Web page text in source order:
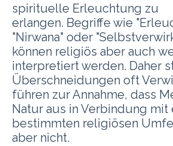
spirituelle Erleuchtung zu
erlangen. Begriffe wie
"Nirwana" oder
können religiös aber auch
interpretiert werden. Daher
Überschneidungen oft
führen zur Annahme, dass
Natur aus in Verbindung mit
bestimmten religiösen
aber nicht.